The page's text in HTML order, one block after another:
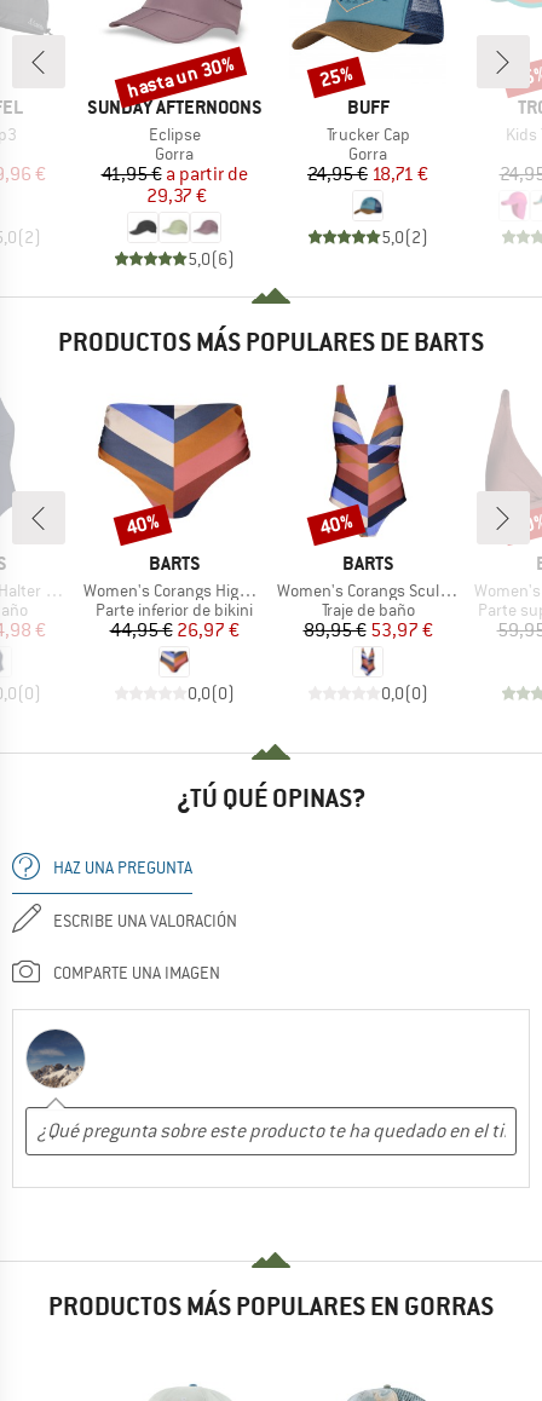
reducido
€
(2)
MARCA
SUNDAY AFTERNOONS
Artículo
Eclipse
Product group
Gorra
Precio
41,95 € Precio reducido
a partir de
29,37 €
5,0(6)
Descuento
hasta un 30%
MARCA
BUFF
Artículo
Trucker Cap
Product group
Gorra
Precio
24,95 €Precio reducido
18,71 €
5,0(2)
Descuento
25%
Kids
PRODUCTOS MÁS POPULARES DE BARTS
Piece
reducido
€
(0)
MARCA
BARTS
Artículo
Women's Corangs High Waist Briefs
Product group
Parte inferior de bikini
Precio
44,95 €Precio reducido
26,97 €
0,0(0)
Descuento
40%
MARCA
BARTS
Artículo
Women's Corangs Sculpting One Piece
Product group
Traje de baño
Precio
89,95 €Precio reducido
53,97 €
0,0(0)
Descuento
40%
Artículo
Product
Parte
¿TÚ QUÉ OPINAS?
HAZ UNA PREGUNTA
ESCRIBE UNA VALORACIÓN
COMPARTE UNA IMAGEN
PRODUCTOS MÁS POPULARES EN GORRAS